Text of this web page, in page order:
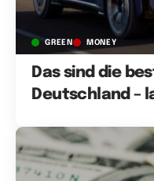
GREEN MONEY
Das sind die
Deutschland –